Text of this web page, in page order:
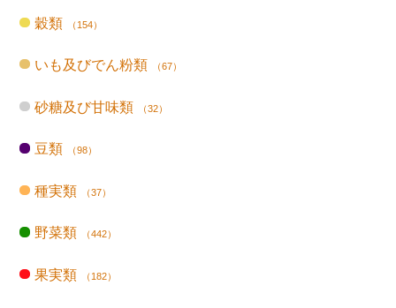
穀類 （154）
いも及びでん粉類 （67）
砂糖及び甘味類 （32）
豆類 （98）
種実類 （37）
野菜類 （442）
果実類 （182）